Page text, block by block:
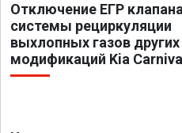
Отключение ЕГР
системы рециркуляции
выхлопных газов других
модификаций Kia Carnival